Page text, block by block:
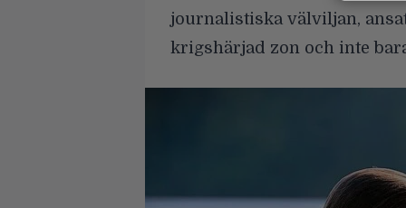
journalistiska välviljan,
krigshärjad zon och inte